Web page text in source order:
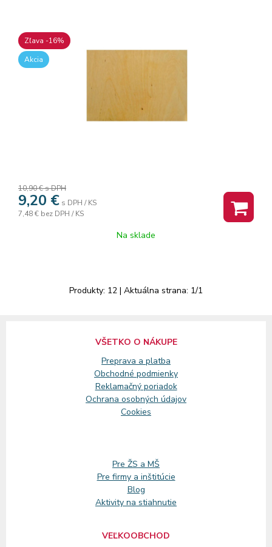
Zľava -16%
Akcia
10,90 €s DPH
9,20 € s DPH / KS
7,48 € bez DPH / KS
Na sklade
Produkty: 12 | Aktuálna strana: 1/1
VŠETKO O NÁKUPE
Preprava a platba
Obchodné podmienky
Reklamačný poriadok
Ochrana osobných údajov
Cookies
Pre ŽS a MŠ
Pre firmy a inštitúcie
Blog
Aktivity na stiahnutie
VEĽKOOBCHOD